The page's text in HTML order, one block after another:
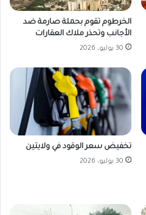
الخرطوم تقوم بحملة صارمة ضد
الأجانب وتحذر ملاك العقارات
30 يوليو، 2026
تخفيض سعر الوقود في ولايتين
30 يوليو، 2026